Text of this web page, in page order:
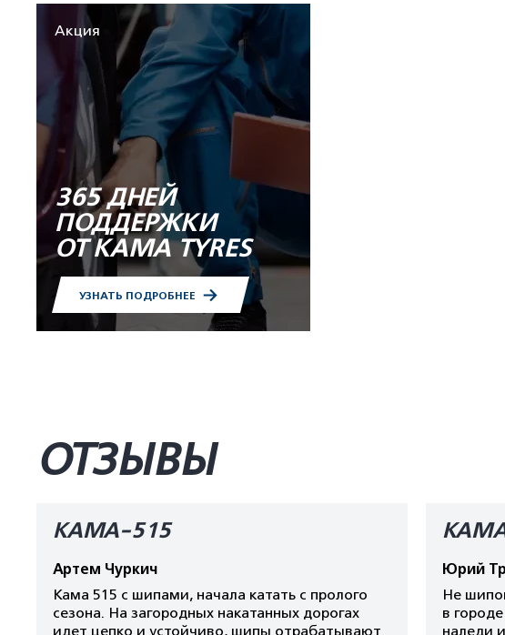
Акция
365 ДНЕЙ
ПОДДЕРЖКИ
ОТ KAMA TYRES
УЗНАТЬ ПОДРОБНЕЕ
ОТЗЫВЫ
КАМА-515
Артем Чуркич
Кама 515 с шипами, начала катать с пролого
сезона. На загородных накатанных дорогах
идет цепко и устойчиво, шипы отрабатывают
Юрий
Не
в
наледи